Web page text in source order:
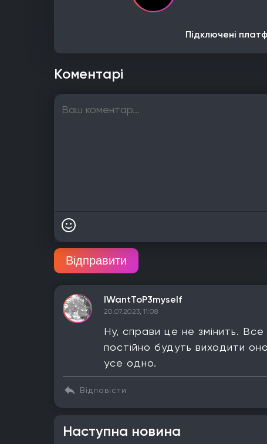
Підключені
Коментарі
Відправити
IWantToP3myself
20.07.2023, 11:08
Ну, справи це не змінить.
постійно будуть виходити
усе одно.
Відповісти
Наступна новина